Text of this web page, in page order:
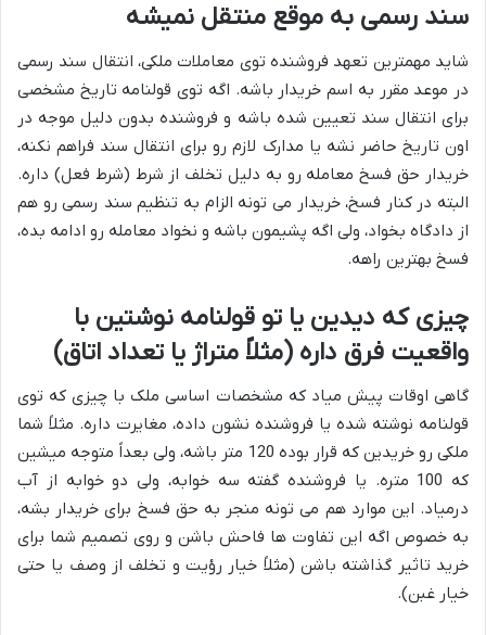
سند رسمی به موقع منتقل نمیشه
شاید مهمترین تعهد فروشنده توی معاملات ملکی، انتقال سند رسمی
در موعد مقرر به اسم خریدار باشه. اگه توی قولنامه تاریخ مشخصی
برای انتقال سند تعیین شده باشه و فروشنده بدون دلیل موجه در
اون تاریخ حاضر نشه یا مدارک لازم رو برای انتقال سند فراهم نکنه،
خریدار حق فسخ معامله رو به دلیل تخلف از شرط (شرط فعل) داره.
البته در کنار فسخ، خریدار می تونه الزام به تنظیم سند رسمی رو هم
از دادگاه بخواد، ولی اگه پشیمون باشه و نخواد معامله رو ادامه بده،
فسخ بهترین راهه.
چیزی که دیدین یا تو قولنامه نوشتین با
واقعیت فرق داره (مثلاً متراژ یا تعداد اتاق)
گاهی اوقات پیش میاد که مشخصات اساسی ملک با چیزی که توی
قولنامه نوشته شده یا فروشنده نشون داده، مغایرت داره. مثلاً شما
ملکی رو خریدین که قرار بوده 120 متر باشه، ولی بعداً متوجه میشین
که 100 متره. یا فروشنده گفته سه خوابه، ولی دو خوابه از آب
درمیاد. این موارد هم می تونه منجر به حق فسخ برای خریدار بشه،
به خصوص اگه این تفاوت ها فاحش باشن و روی تصمیم شما برای
خرید تاثیر گذاشته باشن (مثلاً خیار رؤیت و تخلف از وصف یا حتی
خیار غبن).